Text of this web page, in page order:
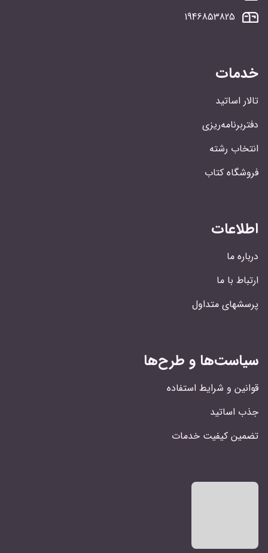
1946853825
خدمات
تالار اساتید
دفتربرنامه‌ریزی
انتخاب رشته
فروشگاه کتاب
اطلاعات
درباره ما
ارتباط با ما
پرسشهای متداول
سیاست‌ها و طرح‌ها
قوانین و شرایط استفاده
جذب اساتید
تضمین کیفیت خدمات